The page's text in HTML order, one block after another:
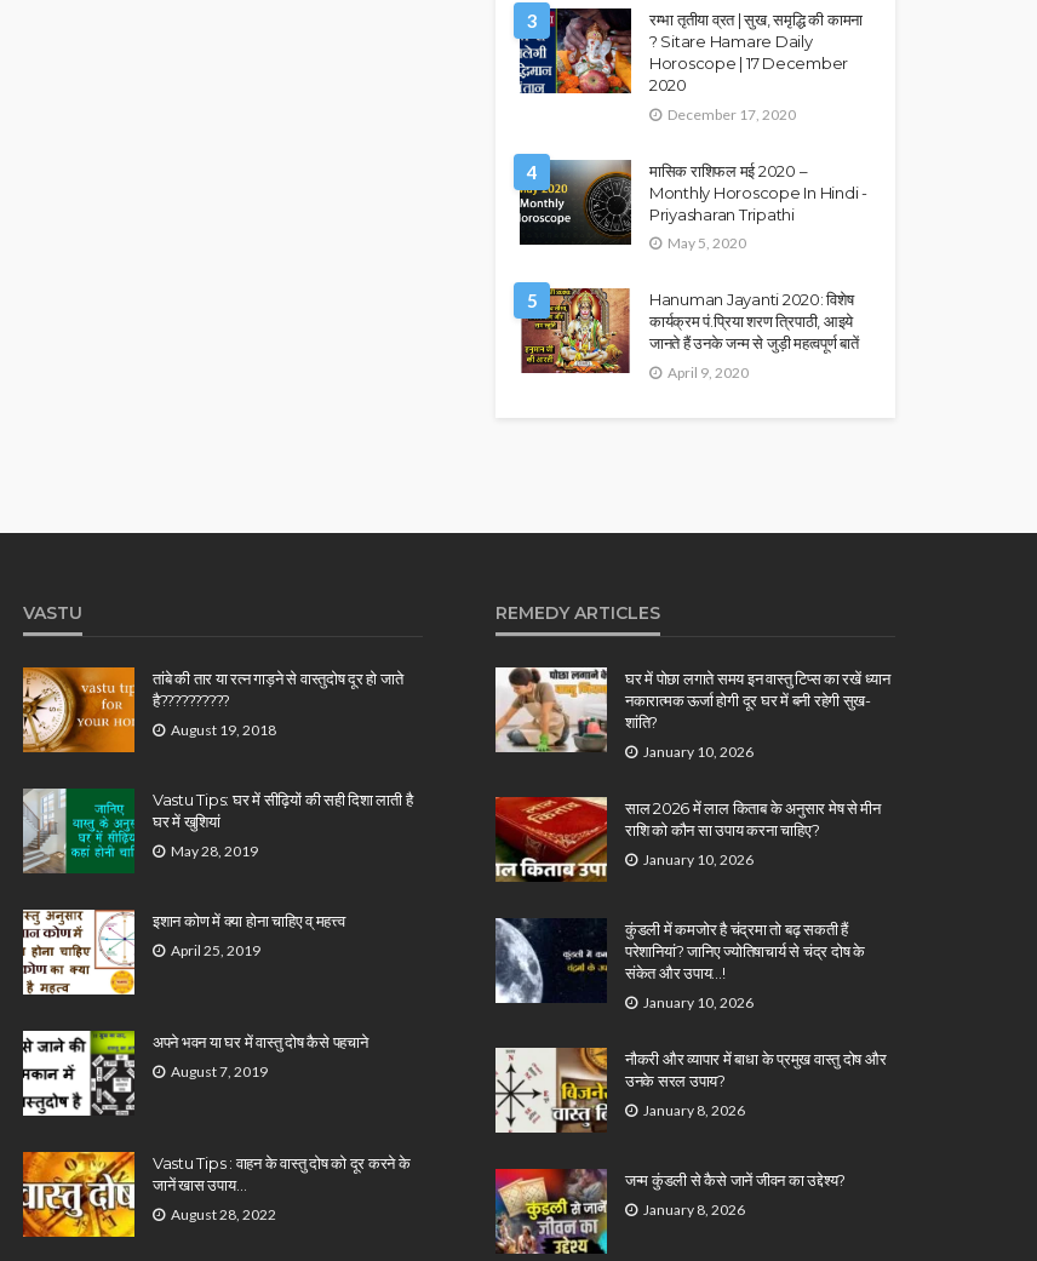
3
रम्भा तृतीया व्रत | सुख, समृद्धि की कामना
? Sitare Hamare Daily
Horoscope | 17 December
2020
December 17, 2020
4
मासिक राशिफल मई 2020 –
Monthly Horoscope In Hindi -
Priyasharan Tripathi
May 5, 2020
5
Hanuman Jayanti 2020: विशेष
कार्यक्रम पं.प्रिया शरण त्रिपाठी, आइये
जानते हैं उनके जन्म से जुड़ी महत्वपूर्ण बातें
April 9, 2020
VASTU
तांबे की तार या रत्न गाड़ने से वास्तुदोष दूर हो जाते
है??????????
August 19, 2018
Vastu Tips: घर में सीढ़ियों की सही दिशा लाती है
घर में खुशियां
May 28, 2019
इशान कोण में क्या होना चाहिए व् महत्त्व
April 25, 2019
अपने भवन या घर में वास्तु दोष कैसे पहचाने
August 7, 2019
Vastu Tips : वाहन के वास्तु दोष को दूर करने के
जानें खास उपाय…
August 28, 2022
REMEDY ARTICLES
घर में पोछा लगाते समय इन वास्तु टिप्स का रखें ध्यान
नकारात्मक ऊर्जा होगी दूर घर में बनी रहेगी सुख-
शांति?
January 10, 2026
साल 2026 में लाल किताब के अनुसार मेष से मीन
राशि को कौन सा उपाय करना चाहिए?
January 10, 2026
कुंडली में कमजोर है चंद्रमा तो बढ़ सकती हैं
परेशानियां? जानिए ज्योतिषाचार्य से चंद्र दोष के
संकेत और उपाय…!
January 10, 2026
नौकरी और व्यापार में बाधा के प्रमुख वास्तु दोष और
उनके सरल उपाय?
January 8, 2026
जन्म कुंडली से कैसे जानें जीवन का उद्देश्य?
January 8, 2026